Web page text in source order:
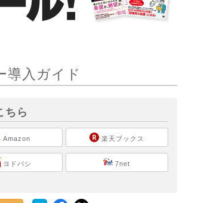
導入ガイド
ちら
Amazon
ヨドバシ
楽天ブックス
7net